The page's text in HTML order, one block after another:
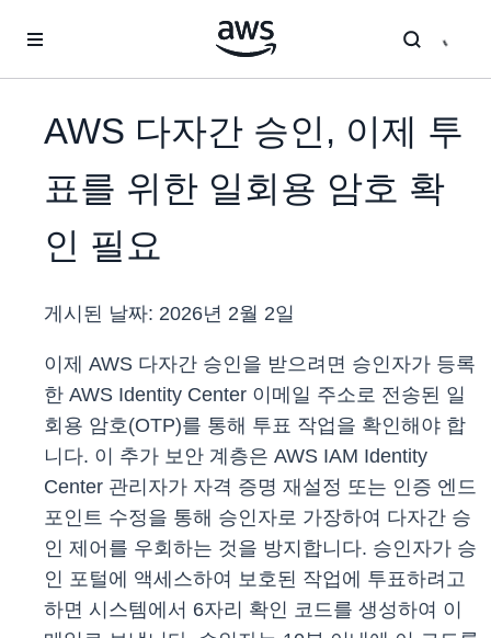
AWS 다자간 승인, 이제 투
표를 위한 일회용 암호 확
인 필요
게시된 날짜: 2026년 2월 2일
이제 AWS 다자간 승인을 받으려면 승인자가 등록
한 AWS Identity Center 이메일 주소로 전송된 일
회용 암호(OTP)를 통해 투표 작업을 확인해야 합
니다. 이 추가 보안 계층은 AWS IAM Identity
Center 관리자가 자격 증명 재설정 또는 인증 엔드
포인트 수정을 통해 승인자로 가장하여 다자간 승
인 제어를 우회하는 것을 방지합니다. 승인자가 승
인 포털에 액세스하여 보호된 작업에 투표하려고
하면 시스템에서 6자리 확인 코드를 생성하여 이